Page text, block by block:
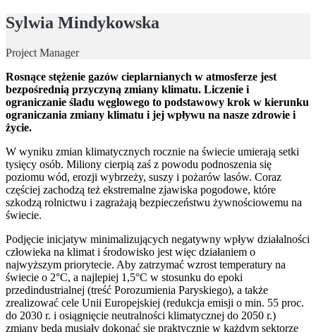
Sylwia Mindykowska
Project Manager
Rosnące stężenie gazów cieplarnianych w atmosferze jest
bezpośrednią przyczyną zmiany klimatu. Liczenie i
ograniczanie śladu węglowego to podstawowy krok w kierunku
ograniczania zmiany klimatu i jej wpływu na nasze zdrowie i
życie.
W wyniku zmian klimatycznych rocznie na świecie umierają setki
tysięcy osób. Miliony cierpią zaś z powodu podnoszenia się
poziomu wód, erozji wybrzeży, suszy i pożarów lasów. Coraz
częściej zachodzą też ekstremalne zjawiska pogodowe, które
szkodzą rolnictwu i zagrażają bezpieczeństwu żywnościowemu na
świecie.
Podjęcie inicjatyw minimalizujących negatywny wpływ działalności
człowieka na klimat i środowisko jest więc działaniem o
najwyższym priorytecie. Aby zatrzymać wzrost temperatury na
świecie o 2°C, a najlepiej 1,5°C w stosunku do epoki
przedindustrialnej (treść Porozumienia Paryskiego), a także
zrealizować cele Unii Europejskiej (redukcja emisji o min. 55 proc.
do 2030 r. i osiągnięcie neutralności klimatycznej do 2050 r.)
zmiany będą musiały dokonać się praktycznie w każdym sektorze